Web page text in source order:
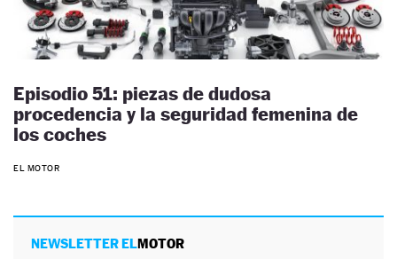
Episodio 51: piezas de dudosa
procedencia y la seguridad femenina de
los coches
EL MOTOR
NEWSLETTER ELMOTOR